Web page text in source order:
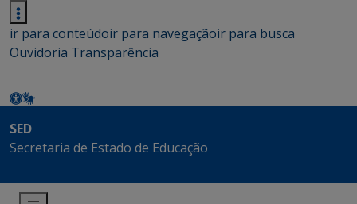
ir para conteúdoir para navegaçãoir para busca
Ouvidoria Transparência
SED
Secretaria de Estado de Educação